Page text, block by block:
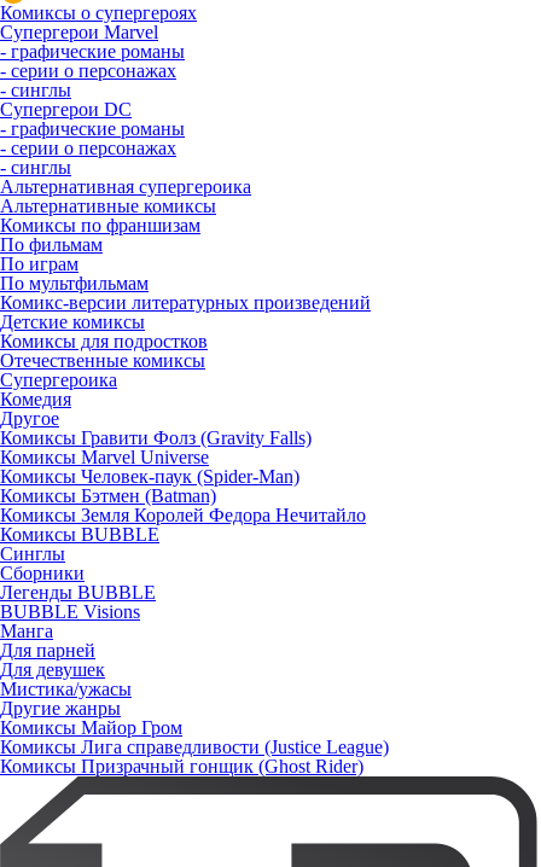
Комиксы о супергероях
Супергерои Marvel
- графические романы
- серии о персонажах
- синглы
Супергерои DC
- графические романы
- серии о персонажах
- синглы
Альтернативная супергероика
Альтернативные комиксы
Комиксы по франшизам
По фильмам
По играм
По мультфильмам
Комикс-версии литературных произведений
Детские комиксы
Комиксы для подростков
Отечественные комиксы
Супергероика
Комедия
Другое
Комиксы Гравити Фолз (Gravity Falls)
Комиксы Marvel Universe
Комиксы Человек-паук (Spider-Man)
Комиксы Бэтмен (Batman)
Комиксы Земля Королей Федора Нечитайло
Комиксы BUBBLE
Синглы
Сборники
Легенды BUBBLE
BUBBLE Visions
Манга
Для парней
Для девушек
Мистика/ужасы
Другие жанры
Комиксы Майор Гром
Комиксы Лига справедливости (Justice League)
Комиксы Призрачный гонщик (Ghost Rider)